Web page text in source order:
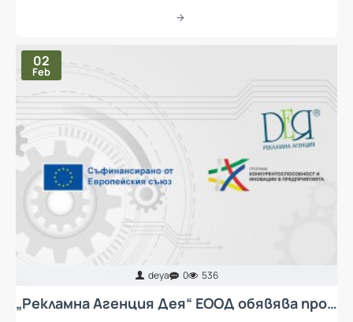
02
Feb
deya 0 536
„Рекламна Агенция Дея“ ЕООД обявява процедура за избор на изпълнител с предмет: Доставка, инсталация и въвеждане в експлоатация на специализирано оборудване за производство на рекламни материали